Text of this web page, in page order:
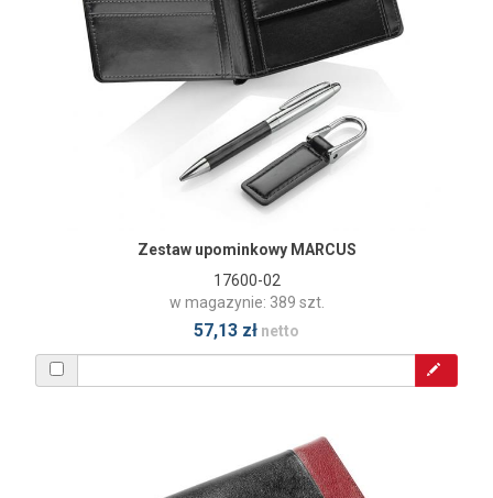
Zestaw upominkowy MARCUS
17600-02
w magazynie: 389 szt.
57,13 zł netto